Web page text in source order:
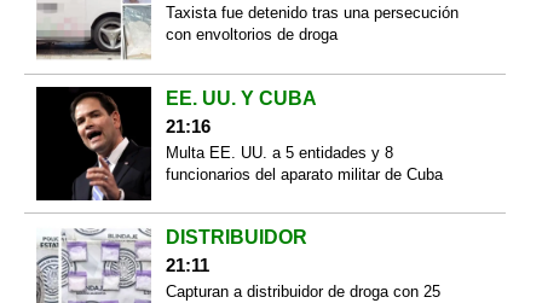
Taxista fue detenido tras una persecución
con envoltorios de droga
EE. UU. Y CUBA
21:16
Multa EE. UU. a 5 entidades y 8
funcionarios del aparato militar de Cuba
DISTRIBUIDOR
21:11
Capturan a distribuidor de droga con 25